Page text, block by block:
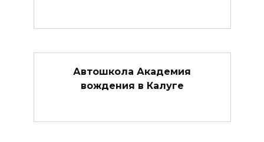
Автошкола Академия
вождения в Калуге